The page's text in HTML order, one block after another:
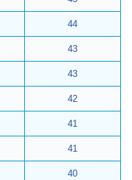
44
43
43
42
41
41
40